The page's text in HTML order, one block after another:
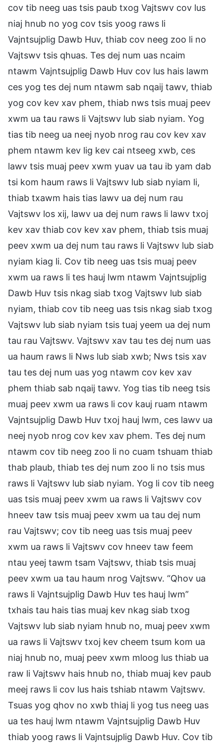
cov tib neeg uas tsis paub txog Vajtswv cov lus
niaj hnub no yog cov tsis yoog raws li
Vajntsujplig Dawb Huv, thiab cov neeg zoo li no
Vajtswv tsis qhuas. Tes dej num uas ncaim
ntawm Vajntsujplig Dawb Huv cov lus hais lawm
ces yog tes dej num ntawm sab nqaij tawv, thiab
yog cov kev xav phem, thiab nws tsis muaj peev
xwm ua tau raws li Vajtswv lub siab nyiam. Yog
tias tib neeg ua neej nyob nrog rau cov kev xav
phem ntawm kev lig kev cai ntseeg xwb, ces
lawv tsis muaj peev xwm yuav ua tau ib yam dab
tsi kom haum raws li Vajtswv lub siab nyiam li,
thiab txawm hais tias lawv ua dej num rau
Vajtswv los xij, lawv ua dej num raws li lawv txoj
kev xav thiab cov kev xav phem, thiab tsis muaj
peev xwm ua dej num tau raws li Vajtswv lub siab
nyiam kiag li. Cov tib neeg uas tsis muaj peev
xwm ua raws li tes hauj lwm ntawm Vajntsujplig
Dawb Huv tsis nkag siab txog Vajtswv lub siab
nyiam, thiab cov tib neeg uas tsis nkag siab txog
Vajtswv lub siab nyiam tsis tuaj yeem ua dej num
tau rau Vajtswv. Vajtswv xav tau tes dej num uas
ua haum raws li Nws lub siab xwb; Nws tsis xav
tau tes dej num uas yog ntawm cov kev xav
phem thiab sab nqaij tawv. Yog tias tib neeg tsis
muaj peev xwm ua raws li cov kauj ruam ntawm
Vajntsujplig Dawb Huv txoj hauj lwm, ces lawv ua
neej nyob nrog cov kev xav phem. Tes dej num
ntawm cov tib neeg zoo li no cuam tshuam thiab
thab plaub, thiab tes dej num zoo li no tsis mus
raws li Vajtswv lub siab nyiam. Yog li cov tib neeg
uas tsis muaj peev xwm ua raws li Vajtswv cov
hneev taw tsis muaj peev xwm ua tau dej num
rau Vajtswv; cov tib neeg uas tsis muaj peev
xwm ua raws li Vajtswv cov hneev taw feem
ntau yeej tawm tsam Vajtswv, thiab tsis muaj
peev xwm ua tau haum nrog Vajtswv. “Qhov ua
raws li Vajntsujplig Dawb Huv tes hauj lwm”
txhais tau hais tias muaj kev nkag siab txog
Vajtswv lub siab nyiam hnub no, muaj peev xwm
ua raws li Vajtswv txoj kev cheem tsum kom ua
niaj hnub no, muaj peev xwm mloog lus thiab ua
raw li Vajtswv hais hnub no, thiab muaj kev paub
meej raws li cov lus hais tshiab ntawm Vajtswv.
Tsuas yog qhov no xwb thiaj li yog tus neeg uas
ua tes hauj lwm ntawm Vajntsujplig Dawb Huv
thiab yoog raws li Vajntsujplig Dawb Huv. Cov tib